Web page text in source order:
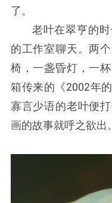
了。
老叶在翠亨的
的工作室聊天。两
椅，一盏昏灯，一
箱传来的《2002年
寡言少语的老叶便
画的故事就呼之欲出。